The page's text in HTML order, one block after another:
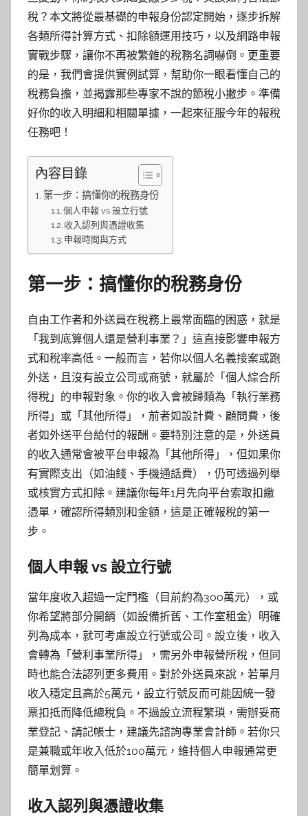
稅？本文將從最基礎的申報身份認定開始，逐步拆解
各類所得計算方式、扣除額運用技巧，以及網路申報
實戰步驟，讓你不再被繁雜的稅務名詞嚇倒。更重要
的是，我們會提供實例試算，幫助你一眼看懂自己的
稅務負擔，並揭露那些專家不說的節稅小撇步。準備
好你的收入明細和相關單據，一起來征服今年的報稅
任務吧！
內容目錄
第一步：搞懂你的稅務身份
個人申報 vs 設立行號
收入認列與憑證收集
申報時間與方式
第一步：搞懂你的稅務身份
自由工作者和外送員在稅務上最常面臨的困惑，就是
「我到底算個人還是營利事業？」這直接影響申報方
式和稅率高低。一般而言，若你以個人名義接案或跑
外送，且沒有設立公司或商號，就屬於「個人綜合所
得稅」的申報對象。你的收入會被歸類為「執行業務
所得」或「其他所得」，前者如設計費、顧問費，後
者如外送平台給付的報酬。要特別注意的是，外送員
的收入通常會被平台申報為「其他所得」，但如果你
有實際支出（如油錢、手機通話費），仍可透過列舉
或核實方式扣除。建議你每年1月先向平台索取扣繳
憑單，確認所得類別和金額，這是正確報稅的第一
步。
個人申報 vs 設立行號
當年度收入超過一定門檻（目前約為300萬元），或
你希望將部分開銷（如設備折舊、工作室租金）明確
列為成本，就可考慮設立行號或公司。設立後，收入
會轉為「營利事業所得」，需另外申報營所稅，但同
時也能合法認列更多費用。對於外送員來說，若單月
收入穩定且高於5萬元，設立行號反而可能因統一發
票扣抵而降低總稅負。不過設立流程繁瑣，需辦妥商
業登記、請記帳士，建議先諮詢專業會計師。若你只
是兼職或年收入低於100萬元，維持個人申報通常更
簡單划算。
收入認列與憑證收集